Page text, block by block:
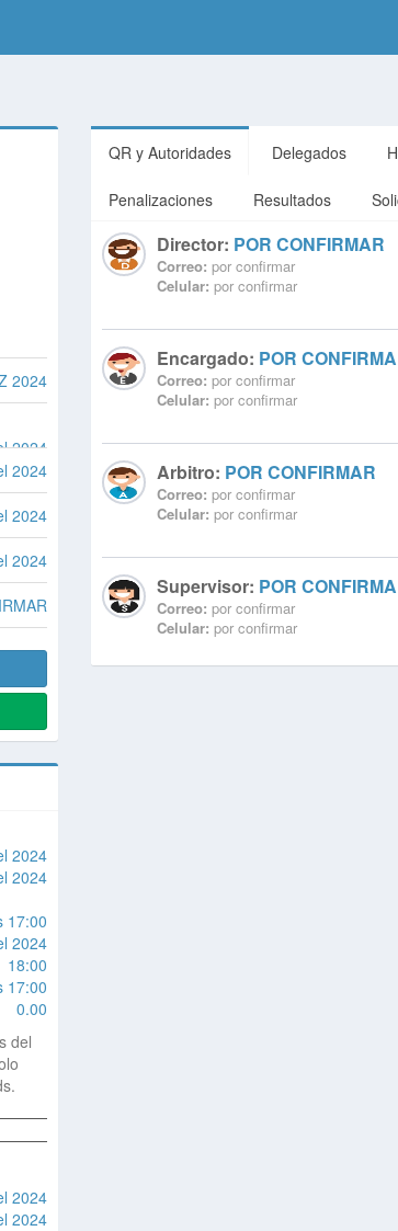
2024
2024
2024
2024
2024
2024
2024
17:00
2024
18:00
17:00
0.00
del
2024
2024
QR y Autoridades Delegados
Penalizaciones Resultados
Director: POR CONFIRMAR
Correo:por confirmar
Celular:por confirmar
Encargado: POR
Correo:por confirmar
Celular:por confirmar
Arbitro: POR CONFIRMAR
Correo:por confirmar
Celular:por confirmar
Supervisor: POR
Correo:por confirmar
Celular:por confirmar